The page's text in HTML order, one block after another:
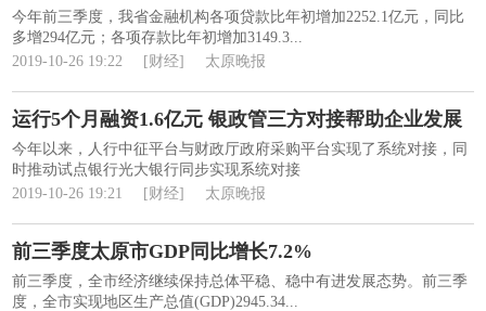
今年前三季度，我省金融机构各项贷款比年初增加2252.1亿元，同比
多增294亿元；各项存款比年初增加3149.3...
2019-10-26 19:22
[财经] 太原晚报
运行5个月融资1.6亿元 银政管三方对接帮助企业发展
今年以来，人行中征平台与财政厅政府采购平台实现了系统对接，同
时推动试点银行光大银行同步实现系统对接
2019-10-26 19:21
[财经] 太原晚报
前三季度太原市GDP同比增长7.2%
前三季度，全市经济继续保持总体平稳、稳中有进发展态势。前三季
度，全市实现地区生产总值(GDP)2945.34...